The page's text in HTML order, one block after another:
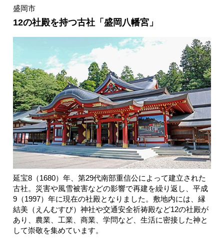
盛岡市
12の社殿を持つ古社「盛岡八幡宮」
延宝8（1680）年、第29代南部重信公によって建立された
古社。災害や風雪被害などの影響で再建を繰り返し、平成
9（1997）年に現在の社殿となりました。敷地内には、縁
結美（えんむすび）神社や交通安全祈祷殿など12の社殿が
あり、農業、工業、商業、学問など、生活に密接した神と
して崇敬を集めています。